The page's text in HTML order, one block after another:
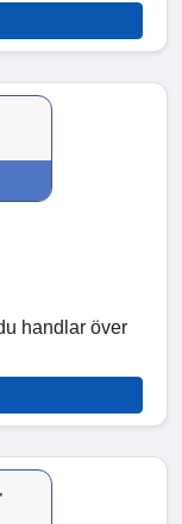
handlar över